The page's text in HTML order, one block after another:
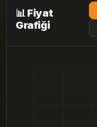
📊 Fiyat
Grafiği